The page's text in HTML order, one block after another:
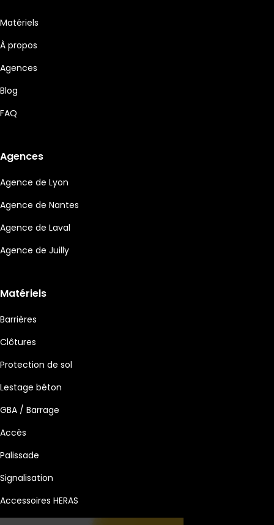
Matériels
À propos
Agences
Blog
FAQ
Agences
Agence de Lyon
Agence de Nantes
Agence de Laval
Agence de Juilly
Matériels
Barrières
Clôtures
Protection de sol
Lestage béton
GBA / Barrage
Accès
Palissade
Signalisation
Accessoires HERAS